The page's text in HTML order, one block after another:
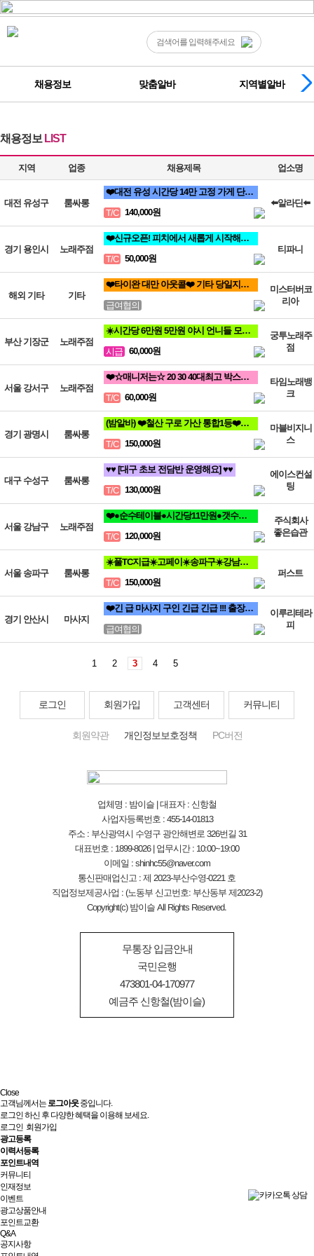
채용정보 맞춤알바 지역별알바
채용정보 LIST
지역 업종 채용제목 업소명
대전 유성구 룸싸롱
❤️대전 유성 시간당 14만 고정 가게 단골 손님 위주 / 고급 손님 많음 / 고수익 보장❤️
T/C 140,000원
⬅️알라딘⬅️
경기 용인시 노래주점
❤️신규오픈! 피치에서 새롭게 시작해요! 도와주세요!❤️
T/C 50,000원
티파니
해외 기타 기타
❤️타이완 대만 아웃콜❤️ 기타 당일지급100% 해외
급여협의
미스터버코
리아
부산 기장군 노래주점
☀️시간당 6만원 5만원 야시 언니들 모십니다☀️
시급 60,000원
궁투노래주
점
서울 강서구 노래주점
❤️☆매니저는☆ 20 30 40대최고 박스입니다^^❤️
T/C 60,000원
타임노래뱅
크
경기 광명시 룸싸롱
(밤알바) ❤️철산 구로 가산 통합1등❤️신규모집❤️ 룸알바
T/C 150,000원
마블비지니
스
대구 수성구 룸싸롱
♥️♥️ [대구 초보 전담반 운영해요] ♥️♥️
T/C 130,000원
에이스컨설
팅
서울 강남구 노래주점
❤️●순수테이블●시간당11만원●갯수보장제●❤️
T/C 120,000원
주식회사
좋은습관
서울 송파구 룸싸롱
☀️풀TC지급☀️고페이☀️송파구☀️강남구☀️분당☀️가락동☀️역삼동☀️논현동☀️강동구☀️
T/C 150,000원
퍼스트
경기 안산시 마사지
❤️긴 급 마사지 구인 긴급 긴급 !!! 출장 관리사 구인❤️
급여협의
이루리테라
피
1 2 3 4 5
로그인 회원가입 고객센터 커뮤니티
회원약관 개인정보보호정책 PC버전
업체명 : 밤이슬 | 대표자 : 신항철
사업자등록번호 : 455-14-01813
주소 : 부산광역시 수영구 광안해변로 326번길 31
대표번호 : 1899-8026 | 업무시간 : 10:00~19:00
이메일 : shinhc55@naver.com
통신판매업신고 : 제 2023-부산수영-0221 호
직업정보제공사업 : (노동부 신고번호: 부산동부 제2023-2)
Copyright(c) 밤이슬 All Rights Reserved.
무통장 입금안내
국민은행
473801-04-170977
예금주 신항철(밤이슬)
Close
고객님께서는로그아웃중입니다.
로그인 하신 후 다양한 혜택을 이용해 보세요.
로그인 회원가입
광고등록
이력서등록
포인트내역
커뮤니티
인재정보
이벤트
광고상품안내
포인트교환
Q&A
공지사항